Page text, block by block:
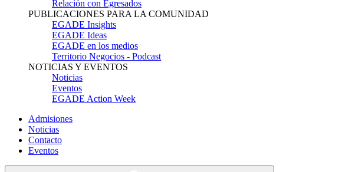
Relación con Egresados
PUBLICACIONES PARA LA COMUNIDAD
EGADE Insights
EGADE Ideas
EGADE en los medios
Territorio Negocios - Podcast
NOTICIAS Y EVENTOS
Noticias
Eventos
EGADE Action Week
Admisiones
Noticias
Contacto
Eventos